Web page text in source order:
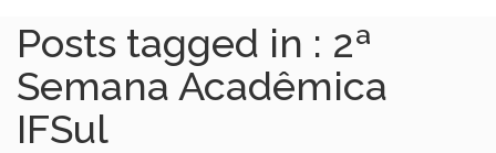
Posts tagged in : 2ª
Semana Acadêmica
IFSul